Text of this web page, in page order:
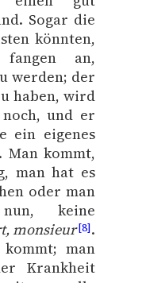
Sogar die
könnten,
an,
werden; der
haben, wird
und er
ein eigenes
Man kommt,
man hat es
oder man
keine
monsieur[8].
man
Krankheit